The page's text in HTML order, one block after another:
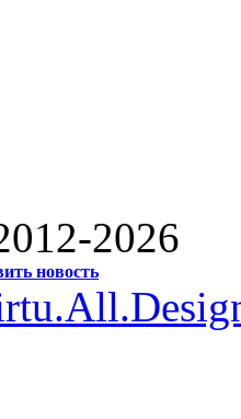
2026
новость